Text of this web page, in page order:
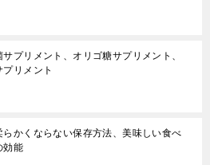
プリメント、オリゴ糖サプリメント、
リメント
らかくならない保存方法、美味しい食べ
効能